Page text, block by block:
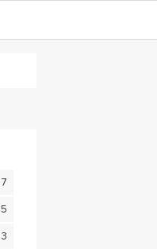
7
5
3